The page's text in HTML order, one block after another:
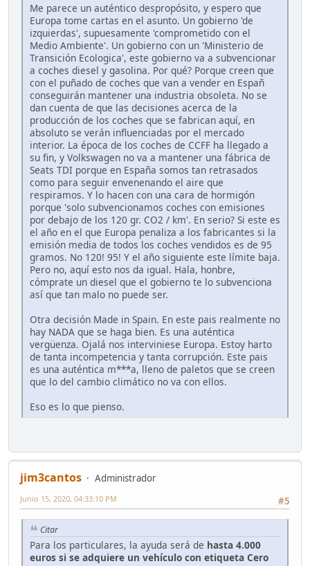
Me parece un auténtico despropósito, y espero que
Europa tome cartas en el asunto. Un gobierno 'de
izquierdas', supuesamente 'comprometido con el
Medio Ambiente'. Un gobierno con un 'Ministerio de
Transición Ecologica', este gobierno va a subvencionar
a coches diesel y gasolina. Por qué? Porque creen que
con el puñado de coches que van a vender en Españ
conseguirán mantener una industria obsoleta. No se
dan cuenta de que las decisiones acerca de la
producción de los coches que se fabrican aquí, en
absoluto se verán influenciadas por el mercado
interior. La época de los coches de CCFF ha llegado a
su fin, y Volkswagen no va a mantener una fábrica de
Seats TDI porque en España somos tan retrasados
como para seguir envenenando el aire que
respiramos. Y lo hacen con una cara de hormigón
porque 'solo subvencionamos coches con emisiones
por debajo de los 120 gr. CO2 / km'. En serio? Si este es
el año en el que Europa penaliza a los fabricantes si la
emisión media de todos los coches vendidos es de 95
gramos. No 120! 95! Y el año siguiente este límite baja.
Pero no, aquí esto nos da igual. Hala, honbre,
cómprate un diesel que el gobierno te lo subvenciona
así que tan malo no puede ser.
Otra decisión Made in Spain. En este pais realmente no
hay NADA que se haga bien. Es una auténtica
vergüenza. Ojalá nos interviniese Europa. Estoy harto
de tanta incompetencia y tanta corrupción. Este pais
es una auténtica m***a, lleno de paletos que se creen
que lo del cambio climático no va con ellos.
Eso es lo que pienso.
jim3cantos
Administrador
#5
Junio 15, 2020, 04:33:10 PM
Citar
Para los particulares, la ayuda será de hasta 4.000
euros si se adquiere un vehículo con etiqueta Cero